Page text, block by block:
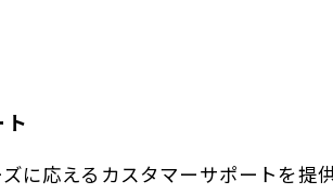
に応えるカスタマーサポートを